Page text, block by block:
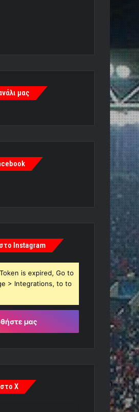
μας
Instagram
is expired, Go to
> Integrations, to to
μας
X